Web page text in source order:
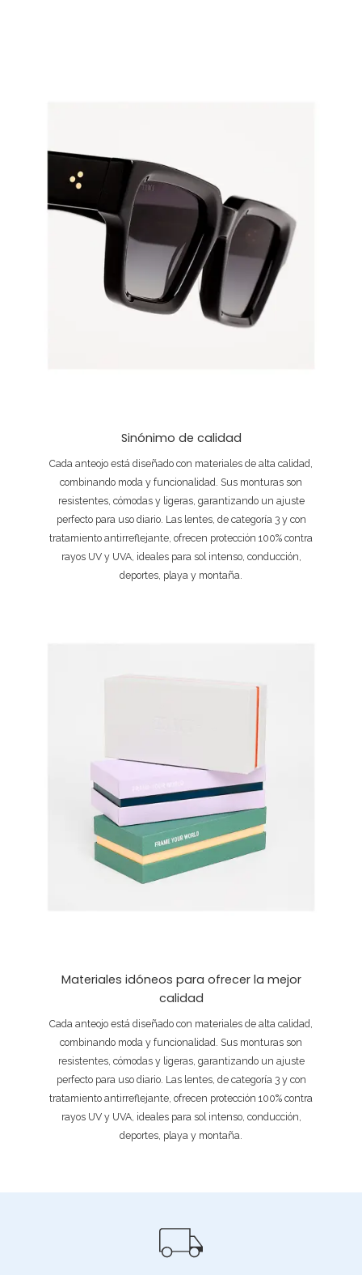
Sinónimo de calidad
Cada anteojo está diseñado con materiales de alta calidad,
combinando moda y funcionalidad. Sus monturas son
resistentes, cómodas y ligeras, garantizando un ajuste
perfecto para uso diario. Las lentes, de categoría 3 y con
tratamiento antirreflejante, ofrecen protección 100% contra
rayos UV y UVA, ideales para sol intenso, conducción,
deportes, playa y montaña.
Materiales idóneos para ofrecer la mejor
calidad
Cada anteojo está diseñado con materiales de alta calidad,
combinando moda y funcionalidad. Sus monturas son
resistentes, cómodas y ligeras, garantizando un ajuste
perfecto para uso diario. Las lentes, de categoría 3 y con
tratamiento antirreflejante, ofrecen protección 100% contra
rayos UV y UVA, ideales para sol intenso, conducción,
deportes, playa y montaña.